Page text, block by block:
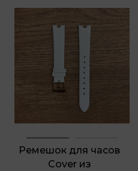
Ремешок для часов
Cover из